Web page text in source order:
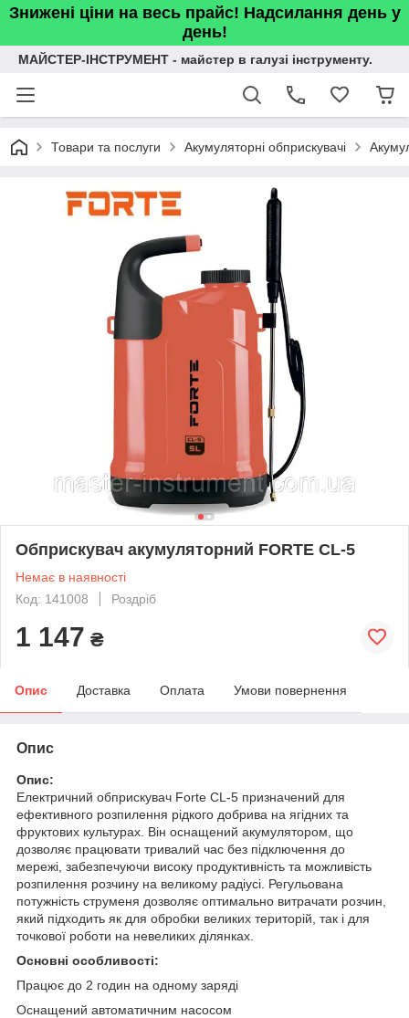
Знижені ціни на весь прайс! Надсилання день у
день!
МАЙСТЕР-ІНСТРУМЕНТ - майстер в галузі інструменту.
Товари та послуги Акумуляторні обприскувачі
Обприскувач акумуляторний FORTE CL-5
Немає в наявності
Код: 141008
Роздріб
1 147 ₴
Опис Доставка Оплата Умови повернення
Опис
Опис:
Електричний обприскувач Forte CL-5 призначений для
ефективного розпилення рідкого добрива на ягідних та
фруктових культурах. Він оснащений акумулятором, що
дозволяє працювати тривалий час без підключення до
мережі, забезпечуючи високу продуктивність та можливість
розпилення розчину на великому радіусі. Регульована
потужність струменя дозволяє оптимально витрачати розчин,
який підходить як для обробки великих територій, так і для
точкової роботи на невеликих ділянках.
Основні особливості:
Працює до 2 годин на одному заряді
Оснащений автоматичним насосом